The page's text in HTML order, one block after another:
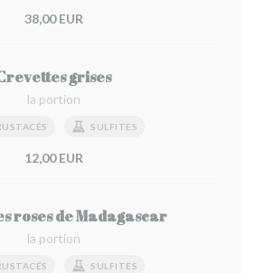
38,00 EUR
grises
la portion
SULFITES
12,00 EUR
roses de Madagascar
la portion
SULFITES